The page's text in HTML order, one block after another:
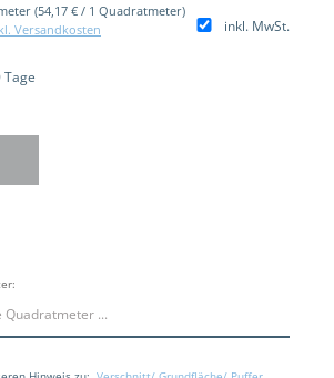
(54,17 € / 1 Quadratmeter)
inkl. MwSt.
Versandkosten
Tage